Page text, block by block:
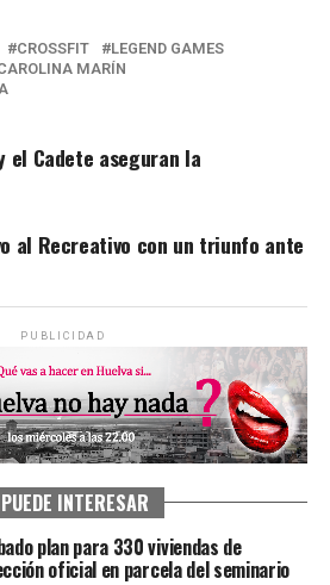
CROSSFIT
LEGEND GAMES
MARÍN
el Cadete aseguran la
al Recreativo con un triunfo ante
PUBLICIDAD
INTERESAR
plan para 330 viviendas de
oficial en parcela del seminario